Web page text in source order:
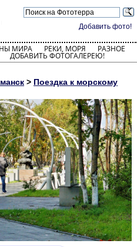
Добавить фото!
МИРА РЕКИ, МОРЯ РАЗНОЕ
ДОБАВИТЬ ФОТОГАЛЕРЕЮ!
> Поездка к морскому